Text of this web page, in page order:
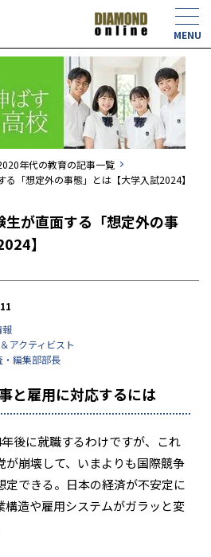
年代の教育の記事一覧
「想定外の事態」とは【大学入試2024】
が直面する「想定外の事
】
報
アクティビスト
編集部部長
と雇用に対応するには
後に就職するわけですが、これ
が崩壊して、いまよりも国際競争
定できる。日本の経済が不安定に
構造や雇用システムがガラッと変